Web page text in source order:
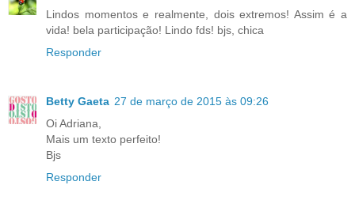
Lindos momentos e realmente, dois extremos! Assim é a
vida! bela participação! Lindo fds! bjs, chica
Responder
Betty Gaeta 27 de março de 2015 às 09:26
Oi Adriana,
Mais um texto perfeito!
Bjs
Responder